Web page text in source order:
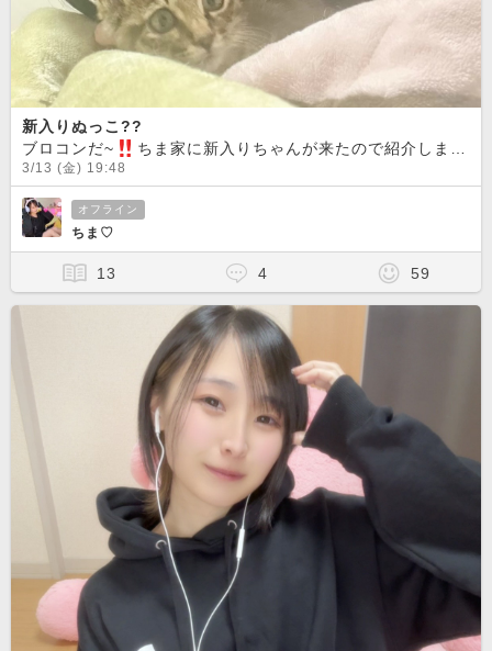
新入りぬっこ??
ブロコンだ~
︎ちま家に新入りちゃんが来たので紹介します
3/13 (金) 19:48
オフライン
ちま♡
13 4 59